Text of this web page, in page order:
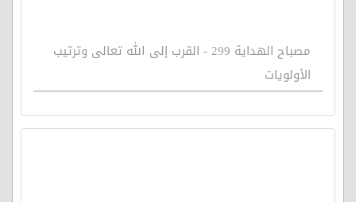
مصباح الهداية 299 - القرب إلى الله تعالى وترتيب
الأولويات